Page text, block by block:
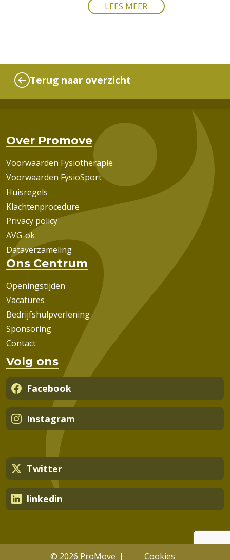
LEES MEER
Terug naar overzicht
Over Promove
Voorwaarden Fysiotherapie
Voorwaarden FysioSport
Huisregels
Klachtenprocedure
Privacy policy
AVG-ok
Dataverzameling
Ons Centrum
Openingstijden
Vacatures
Bedrijfshulpverlening
Sponsoring
Contact
Volg ons
Facebook
Instagram
Twitter
linkedin
© 2026 ProMove Cookies